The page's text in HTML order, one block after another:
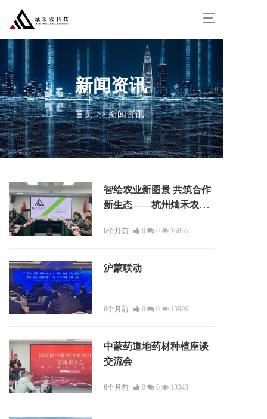
T
g
g
l
e
n
a
v
i
g
a
t
o
n
新闻资讯
首页 >> 新闻资讯
智绘农业新图景 共筑合作
新生态——杭州灿禾农科
圆满召开
6个月前 0 0 16865
沪蒙联动
6个月前 0 0 15996
中蒙药道地药材种植座谈
交流会
6个月前 0 0 13343